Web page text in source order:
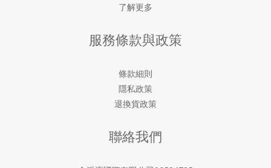
了解更多
服務條款與政策
條款細則
隱私政策
退換貨政策
聯絡我們